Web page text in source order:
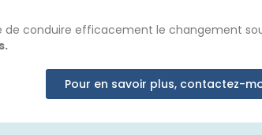
de conduire efficacement le changement
Pour en savoir plus, contactez-